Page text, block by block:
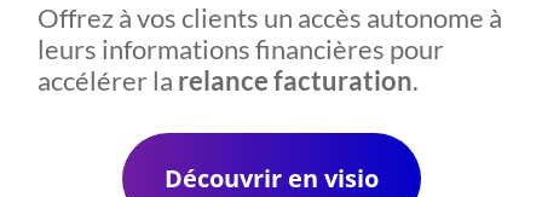
Offrez à vos clients un accès autonome à
leurs informations financières pour
accélérer la relance facturation.
Découvrir en visio